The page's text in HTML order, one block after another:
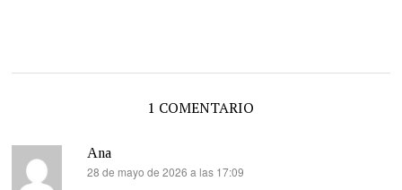
1 COMENTARIO
Ana
dice:
28 de mayo de 2026 a las 17:09